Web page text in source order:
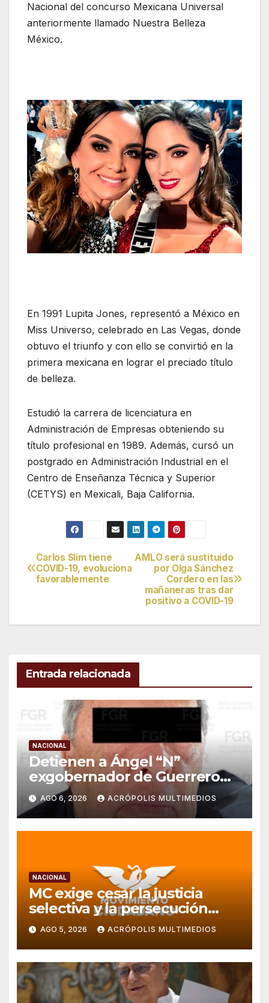
Nacional del concurso Mexicana Universal
anteriormente llamado Nuestra Belleza
México.
En 1991 Lupita Jones, representó a México en
Miss Universo, celebrado en Las Vegas, donde
obtuvo el triunfo y con ello se convirtió en la
primera mexicana en lograr el preciado título
de belleza.
Estudió la carrera de licenciatura en
Administración de Empresas obteniendo su
título profesional en 1989. Además, cursó un
postgrado en Administración Industrial en el
Centro de Enseñanza Técnica y Superior
(CETYS) en Mexicali, Baja California.
Navegación
de
AMLO será sustituido
por Olga Sánchez
Cordero en las
mañaneras tras dar
positivo a COVID-19
Carlos Slim tiene
COVID-19, evoluciona
favorablemente
Entrada relacionada
NACIONAL
Detienen a Ángel “N”
exgobernador de Guerrero
por caso Ayotzinapa
AGO 6, 2026 ACRÓPOLIS MULTIMEDIOS
NACIONAL
MC exige cesar la justicia
selectiva y la persecución
política en Veracruz
AGO 5, 2026 ACRÓPOLIS MULTIMEDIOS